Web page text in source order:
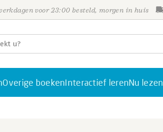
voor 23:00 besteld, morgen in huis
Overige boekenInteractief lerenNu lezen